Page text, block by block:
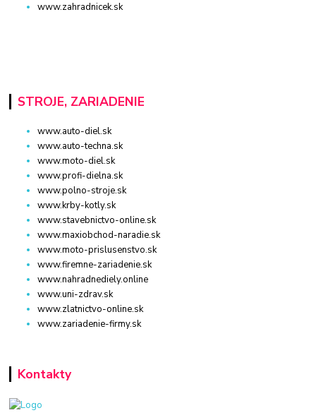
www.zahradnicek.sk
STROJE, ZARIADENIE
www.auto-diel.sk
www.auto-techna.sk
www.moto-diel.sk
www.profi-dielna.sk
www.polno-stroje.sk
www.krby-kotly.sk
www.stavebnictvo-online.sk
www.maxiobchod-naradie.sk
www.moto-prislusenstvo.sk
www.firemne-zariadenie.sk
www.nahradnediely.online
www.uni-zdrav.sk
www.zlatnictvo-online.sk
www.zariadenie-firmy.sk
Kontakty